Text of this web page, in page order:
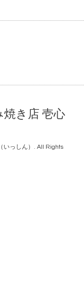
き店 壱心
っしん） . All Rights